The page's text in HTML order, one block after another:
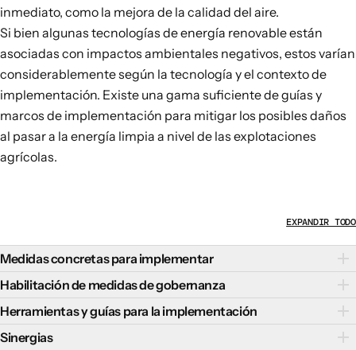
inmediato, como la mejora de la calidad del aire.
Si bien algunas tecnologías de energía renovable están
asociadas con impactos ambientales negativos, estos varían
considerablementesegún la tecnología y el contexto de
implementación. Existe una gama suficiente de guías y
marcos de implementación para mitigar los posibles daños
al pasar a la energía limpia a nivel de las explotaciones
agrícolas.
EXPANDIR TODO
Medidas concretas para implementar
En función de los contextos y prioridades nacionales y
locales, los responsables políticos podrían aplicar las
siguientes medidas para apoyar a las explotaciones
agrícolas que se pasan a la energía limpia:
Habilitación de medidas de gobernanza
La adopción de medidas de gobernanzapuede ser clave
para la transición hacia la energía limpia a nivel de las
explotaciones agrícolas y puede incluir:
Herramientas y guías para la implementación
Algunas herramientas clave para apoyar la transición
Sinergias